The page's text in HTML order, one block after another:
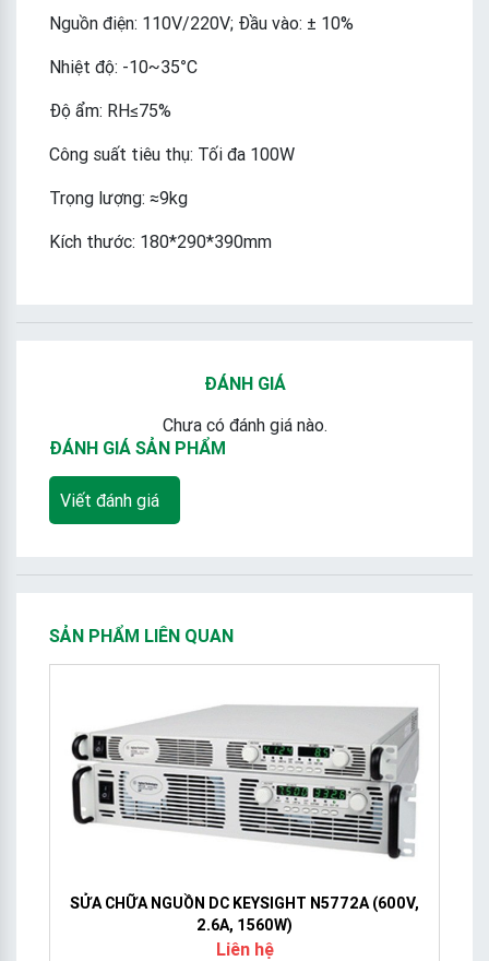
Nguồn điện: 110V/220V; Đầu vào: ± 10%
Nhiệt độ: -10~35°C
Độ ẩm: RH≤75%
Công suất tiêu thụ: Tối đa 100W
Trọng lượng: ≈9kg
Kích thước: 180*290*390mm
ĐÁNH GIÁ
Chưa có đánh giá nào.
ĐÁNH GIÁ SẢN PHẨM
Viết đánh giá
SẢN PHẨM LIÊN QUAN
SỬA CHỮA NGUỒN DC KEYSIGHT N5772A (600V,
2.6A, 1560W)
Liên hệ